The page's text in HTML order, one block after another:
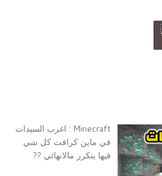
Minecraft : اغرب السيدات
في ماين كرافت كل شي
فيها يتكرر مالانهائي ??